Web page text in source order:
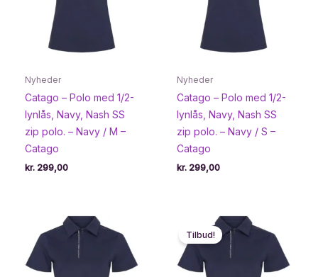
Nyheder
Catago – Polo med 1/2-
lynlås, Navy, Nash SS
zip polo. – Navy / M –
Catago
kr. 299,00
Nyheder
Catago – Polo med 1/2-
lynlås, Navy, Nash SS
zip polo. – Navy / S –
Catago
kr. 299,00
Tilbud!